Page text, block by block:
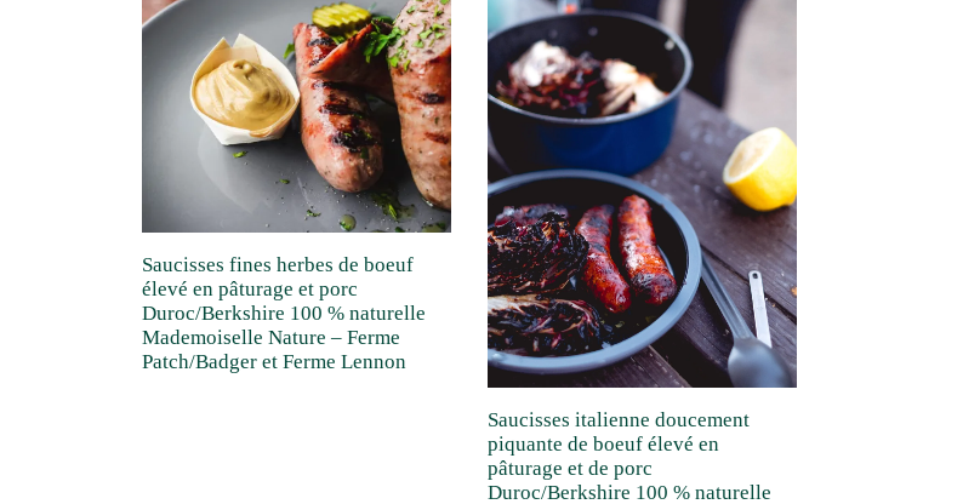
Saucisses fines herbes de boeuf
élevé en pâturage et porc
Duroc/Berkshire 100 % naturelle
Mademoiselle Nature – Ferme
Patch/Badger et Ferme Lennon
Saucisses italienne doucement
piquante de boeuf élevé en
pâturage et de porc
Duroc/Berkshire 100 % naturelle